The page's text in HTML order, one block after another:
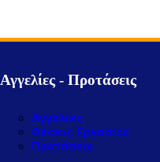
Αγγελίες - Προτάσεις
Αγγελίες
Θέσεις Εργασίας
Προτάσεις